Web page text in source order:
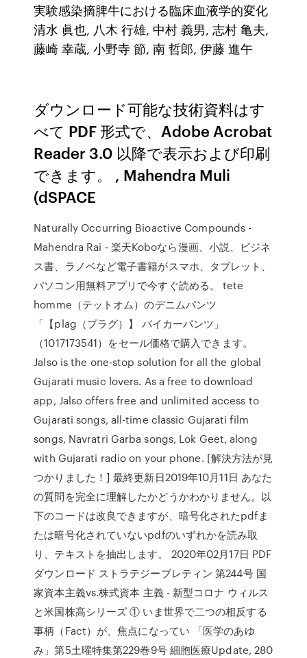
実験感染摘脾牛における臨床血液学的変化
清水 眞也, 八木 行雄, 中村 義男, 志村 亀夫,
藤崎 幸蔵, 小野寺 節, 南 哲郎, 伊藤 進午
ダウンロード可能な技術資料はす
べて PDF 形式で、Adobe Acrobat
Reader 3.0 以降で表示および印刷
できます。 , Mahendra Muli
(dSPACE
Naturally Occurring Bioactive Compounds -
Mahendra Rai - 楽天Koboなら漫画、小説、ビジネ
ス書、ラノベなど電子書籍がスマホ、タブレット、
パソコン用無料アプリで今すぐ読める。 tete
homme（テットオム）のデニムパンツ
「【plag（プラグ）】 バイカーパンツ」
（1017173541）をセール価格で購入できます。
Jalso is the one-stop solution for all the global
Gujarati music lovers. As a free to download
app, Jalso offers free and unlimited access to
Gujarati songs, all-time classic Gujarati film
songs, Navratri Garba songs, Lok Geet, along
with Gujarati radio on your phone. [解決方法が見
つかりました！] 最終更新日2019年10月11日 あなた
の質問を完全に理解したかどうかわかりません。以
下のコードは改良できますが、暗号化されたpdfま
たは暗号化されていないpdfのいずれかを読み取
り、テキストを抽出します。 2020年02月17日 PDF
ダウンロード ストラテジーブレティン 第244号 国
家資本主義vs.株式資本 主義 - 新型コロナ ウィルス
と米国株高シリーズ ① いま世界で二つの相反する
事柄（Fact）が、焦点になってい 「医学のあゆ
み」第5土曜特集第229巻9号 細胞医療Update, 280